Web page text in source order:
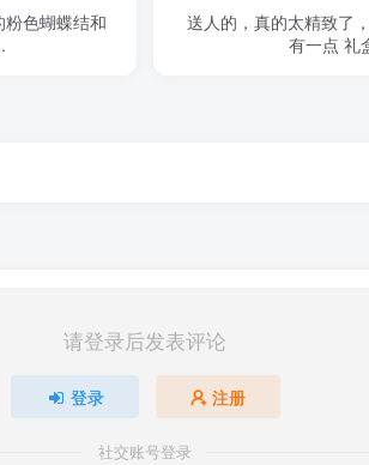
色蝴蝶结和
送人的，真的太精致了
请登录后发表评论
登录 注册
社交账号登录